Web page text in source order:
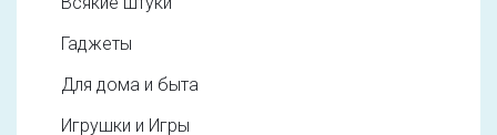
Гаджеты
Для дома и быта
Игрушки и Игры